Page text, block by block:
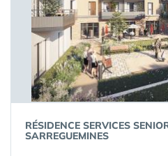
RÉSIDENCE SERVICES
SARREGUEMINES